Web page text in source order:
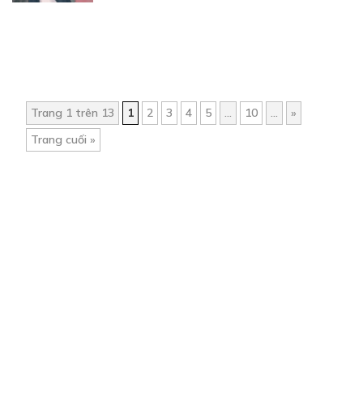
Trang 1 trên 13 1 2 3 4 5 ... 10 ...
»
Trang cuối »